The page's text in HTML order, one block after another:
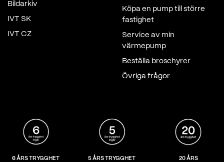
Bildarkiv
IVT SK
IVT CZ
Köpa en pump till större
fastighet
Service av min
värmepump
Beställa broschyrer
Övriga frågor
6 ÅRS TRYGGHET 5 ÅRS TRYGGHET
20 ÅRS